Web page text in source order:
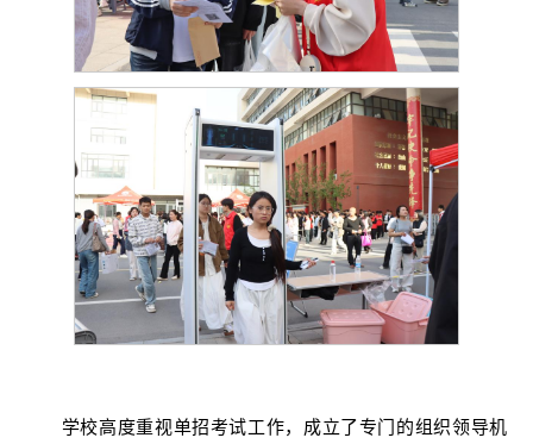
学校高度重视单招考试工作，成立了专门的组织领导机